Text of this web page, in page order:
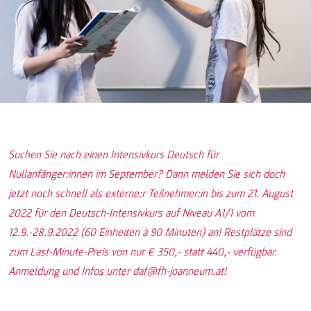
Suchen Sie nach einen Intensivkurs Deutsch für
Nullanfänger:innen im September? Dann melden Sie sich doch
jetzt noch schnell als externe:r Teilnehmer:in bis zum 21. August
2022 für den Deutsch-Intensivkurs auf Niveau A1/1 vom
12.9.-28.9.2022 (60 Einheiten à 90 Minuten) an! Restplätze sind
zum Last-Minute-Preis von nur € 350,- statt 440,- verfügbar.
Anmeldung und Infos unter daf@fh-joanneum.at!